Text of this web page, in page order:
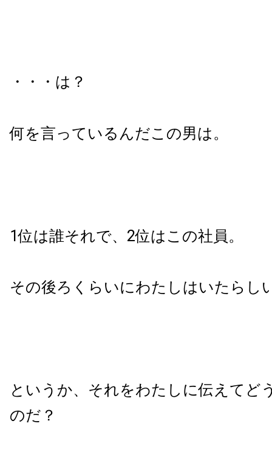
・・・は？
何を言っているんだこの男は。
1位は誰それで、2位はこの社員。
その後ろくらいにわたしはいたらし
というか、それをわたしに伝えてど
のだ？